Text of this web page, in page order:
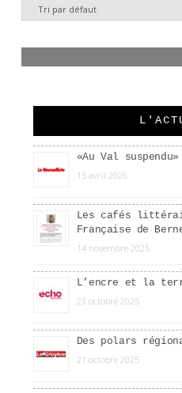
CHF
Ajouter
«Au Val
15 avril 2026
Les cafés
Française de
14 novembre 2025
L’encre et la
23 octobre 2025
Des polars
21 octobre 2025